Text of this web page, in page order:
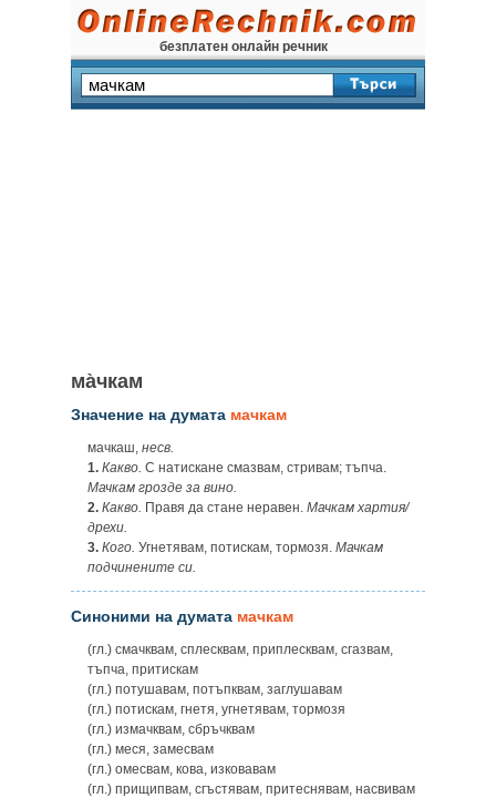
безплатен онлайн речник
ма̀чкам
Значение на думата мачкам
мачкаш, несв.
1. Какво. С натискане смазвам, стривам; тъпча.
Мачкам грозде за вино.
2. Какво. Правя да стане неравен. Мачкам хартия/
дрехи.
3. Кого. Угнетявам, потискам, тормозя. Мачкам
подчинените си.
Синоними на думата мачкам
(гл.) смачквам, сплесквам, приплесквам, сгазвам,
тъпча, притискам
(гл.) потушавам, потъпквам, заглушавам
(гл.) потискам, гнетя, угнетявам, тормозя
(гл.) измачквам, сбръчквам
(гл.) меся, замесвам
(гл.) омесвам, кова, изковавам
(гл.) прищипвам, сгъстявам, притеснявам, насвивам